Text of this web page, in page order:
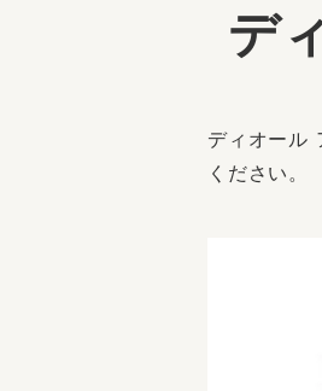
デ
ディオール
ください。